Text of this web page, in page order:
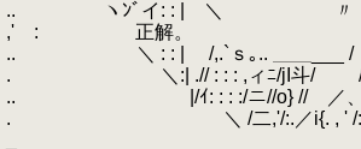
.. ヽﾝﾞイ: : | ＼
,' : 正解。
.. ＼ : : | /,.`ｓ｡.. ＿＿
. ＼:| .// : : : ,ィﾆ/jI斗/ /
.. |/ｲ: : : :/ニ//o} // ／、 ./
. ＼ /二,'/:.／i{. , ' /